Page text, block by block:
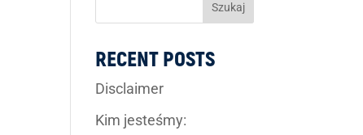
Szukaj
RECENT POSTS
Disclaimer
Kim jesteśmy: